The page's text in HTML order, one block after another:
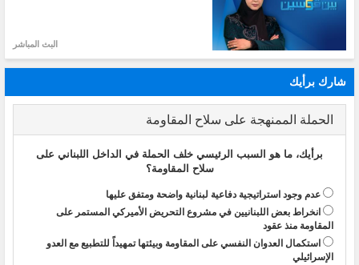
البث المباشر
شارك برأيك
الحملة الممنهجة على سلاح المقاومة
برأيك، ما هو السبب الرئيسي خلف الحملة في الداخل اللبناني على
سلاح المقاومة؟
عدم وجود استراتيجية دفاعية لبنانية واضحة ومتفق عليها
انخراط بعض اللبنانيين في مشروع التحريض الأميركي المستمر على
المقاومة منذ عقود
استكمال العدوان النفسي على المقاومة وبيئتها تمهيداً للتطبيع مع العدو
الإسرائيلي